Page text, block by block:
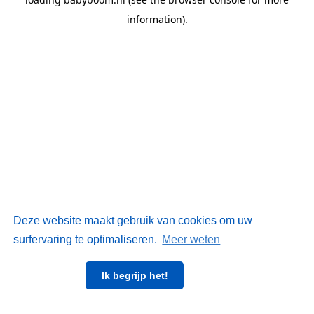
Deze website maakt gebruik van cookies om uw
surfervaring te optimaliseren. Meer weten
Ik begrijp het!
information).